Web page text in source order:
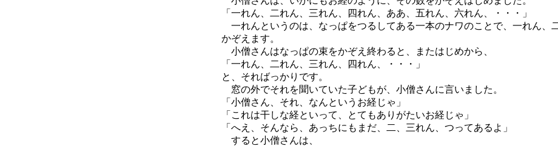
「一れん、二れん、三れん、四れん、ああ、五れん、六れん、・・・」
一れんというのは、なっぱをつるしてある一本のナワのことで、一れん、
かぞえます。
小僧さんはなっぱの束をかぞえ終わると、またはじめから、
「一れん、二れん、三れん、四れん、・・・」
と、そればっかりです。
窓の外でそれを聞いていた子どもが、小僧さんに言いました。
「小僧さん、それ、なんというお経じゃ」
「これは干しな経といって、とてもありがたいお経じゃ」
「へえ、そんなら、あっちにもまだ、二、三れん、つってあるよ」
すると小僧さんは、